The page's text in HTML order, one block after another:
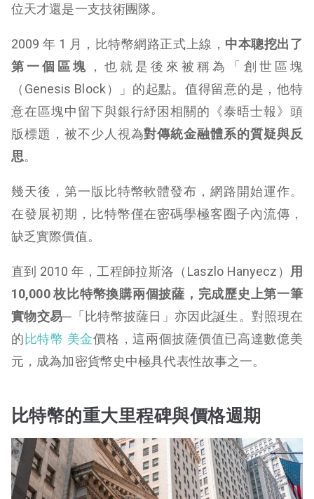
位天才還是一支技術團隊。
2009 年 1 月，比特幣網路正式上線， 中本聰挖出了
第一個區塊
，也就是後來被稱為「創世區塊
（Genesis Block）」的起點。值得留意的是，他特
意在區塊中留下與銀行紓困相關的《泰晤士報》頭
版標題，被不少人視為對傳統金融體系的質疑與反
思。
幾天後，第一版比特幣軟體發布，網路開始運作。
在發展初期，比特幣僅在密碼學極客圈子內流傳，
缺乏實際價值。
直到 2010 年，工程師拉斯洛（Laszlo Hanyecz）
用
10,000 枚比特幣換購兩個披薩，完成歷史上第一筆
實物交易─ 「比特幣披薩日」亦因此誕生。對照現在
的 比特幣 美金價格，這兩個披薩價值已高達數億美
元，成為加密貨幣史中極具代表性故事之一。
比特幣的重大里程碑與價格週期